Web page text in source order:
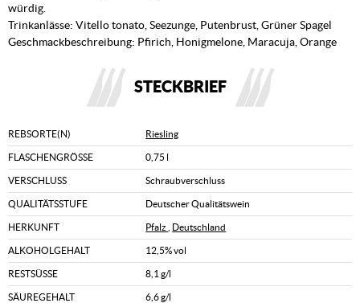
würdig.
Trinkanlässe: Vitello tonato, Seezunge, Putenbrust, Grüner Spagel
Geschmackbeschreibung: Pfirich, Honigmelone, Maracuja, Orange
STECKBRIEF
REBSORTE(N) Riesling
FLASCHENGRÖSSE 0,75 l
VERSCHLUSS Schraubverschluss
QUALITÄTSSTUFE Deutscher Qualitätswein
HERKUNFT Pfalz Deutschland
ALKOHOLGEHALT 12,5% vol
RESTSÜSSE 8,1 g/l
SÄUREGEHALT 6,6 g/l